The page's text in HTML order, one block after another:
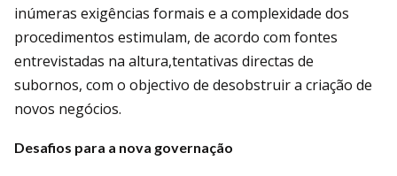
inúmeras exigências formais e a complexidade dos
procedimentos estimulam, de acordo com fontes
entrevistadas na altura,tentativas directas de
subornos, com o objectivo de desobstruir a criação de
novos negócios.
Desafios para a nova governação